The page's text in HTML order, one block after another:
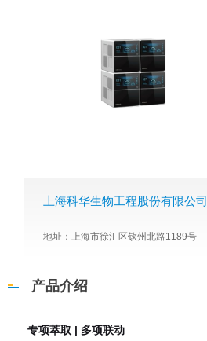
上海科华生物工程股份有限公司
地址：上海市徐汇区钦州北路1189号
产品介绍
专项萃取 | 多项联动